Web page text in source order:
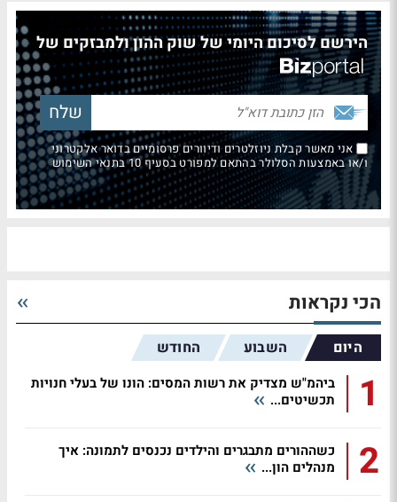
הירשם לסיכום היומי של שוק ההון ולמבזקים של
אני מאשר קבלת ניוזלטרים ודיוורים פרסומיים בדואר אלקטרוני
ו/או באמצעות הסלולר בהתאם למפורט בסעיף 10 בתנאי השימוש
הכי נקראות
היום השבוע החודש
1
ביהמ"ש מצדיק את רשות המסים: הונו של בעלי חנויות
תכשיטים...
2
כשההורים מתבגרים והילדים נכנסים לתמונה: איך
מנהלים הון...